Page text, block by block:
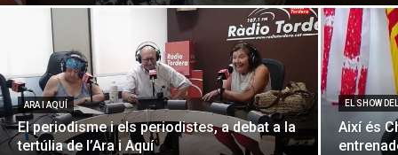
ARA I AQUÍ
El periodisme i els periodistes, a debat a la
tertúlia de l’Ara i Aquí
EL SHOW
Així és